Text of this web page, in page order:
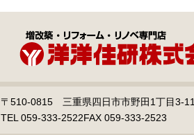
〒510-0815 三重県四日市市野田1丁目3-11
TEL 059-333-2522FAX 059-333-2523